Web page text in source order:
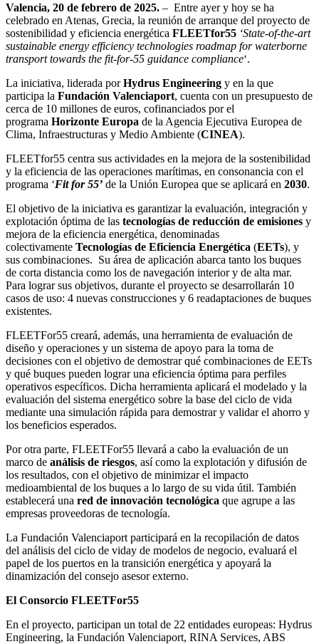
Valencia, 20 de febrero de 2025. – Entre ayer y hoy se ha
celebrado en Atenas, Grecia, la reunión de arranque del proyecto de
sostenibilidad y eficiencia energética FLEETfor55 ‘State-of-the-art
sustainable energy efficiency technologies roadmap for waterborne
transport towards the fit-for-55 guidance compliance‘.
La iniciativa, liderada porHydrus Engineering y en la que
participa la Fundación Valenciaport, cuenta con un presupuesto de
cerca de 10 millones de euros, cofinanciados por el
programa Horizonte Europa de la Agencia Ejecutiva Europea de
Clima, Infraestructuras y Medio Ambiente (CINEA).
FLEETfor55 centra sus actividades en la mejora de la sostenibilidad
y la eficiencia de las operaciones marítimas, en consonancia con el
programa ‘Fit for 55’ de la Unión Europea que se aplicará en 2030.
El objetivo de la iniciativa es garantizar la evaluación, integración y
explotación óptima de las tecnologías de reducción de emisiones y
mejora de la eficiencia energética, denominadas
colectivamente Tecnologías de Eficiencia Energética (EETs), y
sus combinaciones. Su área de aplicación abarca tanto los buques
de corta distancia como los de navegación interior y de alta mar.
Para lograr sus objetivos, durante el proyecto se desarrollarán 10
casos de uso: 4 nuevas construcciones y 6 readaptaciones de buques
existentes.
FLEETFor55 creará, además, una herramienta de evaluación de
diseño y operaciones y un sistema de apoyo para la toma de
decisiones con el objetivo de demostrar qué combinaciones de EETs
y qué buques pueden lograr una eficiencia óptima para perfiles
operativos específicos. Dicha herramienta aplicará el modelado y la
evaluación del sistema energético sobre la base del ciclo de vida
mediante una simulación rápida para demostrar y validar el ahorro y
los beneficios esperados.
Por otra parte, FLEETFor55 llevará a cabo la evaluación de un
marco de análisis de riesgos, así como la explotación y difusión de
los resultados, con el objetivo de minimizar el impacto
medioambiental de los buques a lo largo de su vida útil. También
establecerá una red de innovación tecnológica que agrupe a las
empresas proveedoras de tecnología.
La Fundación Valenciaport participará en la recopilación de datos
del análisis del ciclo de viday de modelos de negocio, evaluará el
papel de los puertos en la transición energética y apoyará la
dinamización del consejo asesor externo.
El Consorcio FLEETFor55
En el proyecto, participan un total de 22 entidades europeas: Hydrus
Engineering, la Fundación Valenciaport, RINA Services, ABS